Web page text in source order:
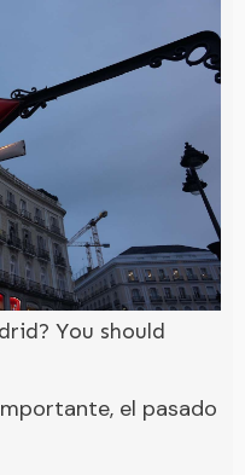
You should
el pasado